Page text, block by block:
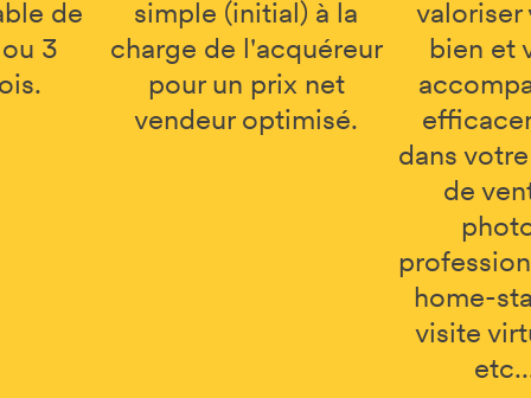
de
ou 3
simple (initial) à la
charge de l'acquéreur
pour un prix net
vendeur optimisé.
valoriser
bien et
dans
de
home-
visite